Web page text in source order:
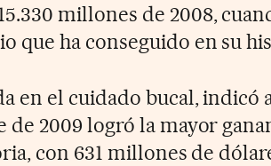
millones de 2008,
que ha conseguido en su
en el cuidado bucal, indicó
2009 logró la mayor
con 631 millones de